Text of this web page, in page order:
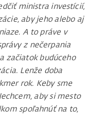
ministra investícií,
aby jeho alebo aj
A to práve v
z nečerpania
začiatok budúceho
Lenže doba
rok. Keby sme
aby si mesto
spoľahnúť na to,